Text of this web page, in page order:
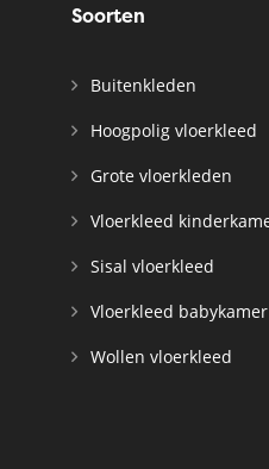
Soorten
Buitenkleden
Hoogpolig vloerkleed
Grote vloerkleden
Vloerkleed
Sisal vloerkleed
Vloerkleed babykamer
Wollen vloerkleed